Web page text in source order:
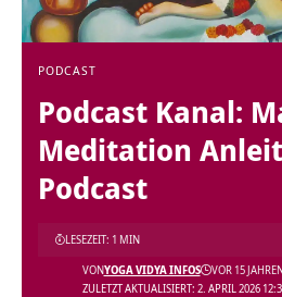
PODCAST
Podcast Kanal:
Meditation
Podcast
ZULETZT AKTUALISIERT: 2. APRIL 2026
VONYOGA VIDYA INFOS VOR 15
LESEZEIT: 1 MIN